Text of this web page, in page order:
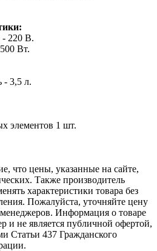
- 220 В.
Вт.
- 3,5 л.
элементов 1 шт.
что цены, указанные на сайте,
Также производитель
характеристики товара без
Пожалуйста, уточняйте цену
Информация о товаре
и не является публичной офертой,
Статьи 437 Гражданского